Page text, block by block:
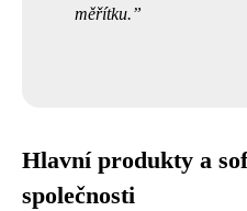
měřítku.
Hlavní produkty a
společnosti